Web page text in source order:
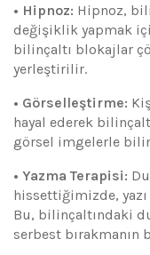
• Hipnoz: Hipnoz,
değişiklik yapmak
bilinçaltı blokajlar
yerleştirilir.
• Görselleştirme:
hayal ederek
görsel imgelerle
• Yazma Terapisi:
hissettiğimizde,
Bu, bilinçaltındaki
serbest bırakmanın